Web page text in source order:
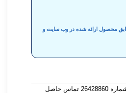
محصول ارائه شده در وب سایت و
چنانچه نیاز به صادرات این محصول دارید دارید ، برای اطلاعات بیشتر در ساعات اداری با شماره 26428860 تماس حاصل